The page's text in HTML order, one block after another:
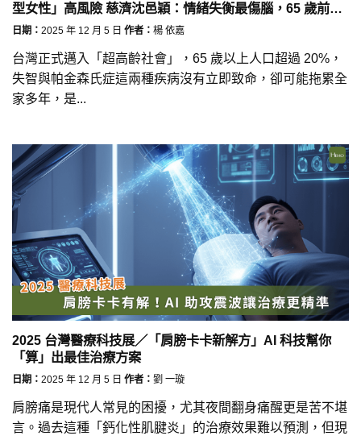
型女性」高風險 慈濟沈邑穎：情緒失衡最傷腦，65 歲前要
預防
日期： 2025 年 12 月 5 日 作者： 楊 依嘉
台灣正式邁入「超高齡社會」，65 歲以上人口超過 20%，
失智與帕金森氏症這兩種疾病沒有立即致命，卻可能拖累全
家多年，是...
2025 台灣醫療科技展／「肩膀卡卡新解方」AI 科技幫你
「算」出最佳治療方案
日期： 2025 年 12 月 5 日 作者： 劉 一璇
肩膀痛是現代人常見的困擾，尤其夜間翻身痛醒更是苦不堪
言。過去這種「鈣化性肌腱炎」的治療效果難以預測，但現